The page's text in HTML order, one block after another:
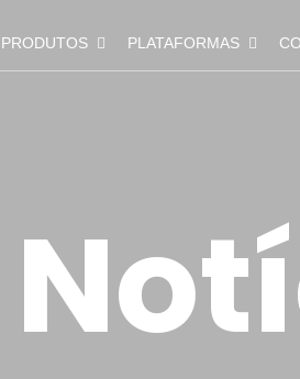
PRODUTOS PLATAFORMAS